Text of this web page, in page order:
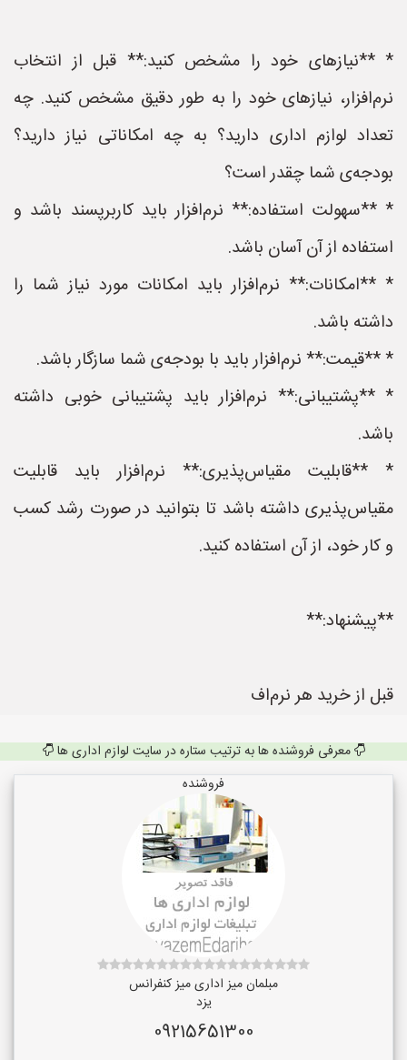
* **نیازهای خود را مشخص کنید:** قبل از انتخاب
نرم‌افزار، نیازهای خود را به طور دقیق مشخص کنید. چه
تعداد لوازم اداری دارید؟ به چه امکاناتی نیاز دارید؟
بودجه‌ی شما چقدر است؟
* **سهولت استفاده:** نرم‌افزار باید کاربرپسند باشد و
استفاده از آن آسان باشد.
* **امکانات:** نرم‌افزار باید امکانات مورد نیاز شما را
داشته باشد.
* **قیمت:** نرم‌افزار باید با بودجه‌ی شما سازگار باشد.
* **پشتیبانی:** نرم‌افزار باید پشتیبانی خوبی داشته
باشد.
* **قابلیت مقیاس‌پذیری:** نرم‌افزار باید قابلیت
مقیاس‌پذیری داشته باشد تا بتوانید در صورت رشد کسب
و کار خود، از آن استفاده کنید.
**پیشنهاد:**
قبل از خرید هر نرم‌اف
معرفی فروشنده ها به ترتیب ستاره در سایت لوازم اداری ها
فروشنده
مبلمان میز اداری میز کنفرانس
یزد
09215651300